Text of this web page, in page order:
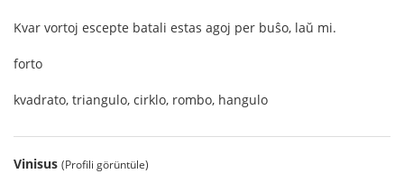
Kvar vortoj escepte batali estas agoj per buŝo, laŭ mi.
forto
kvadrato, triangulo, cirklo, rombo, hangulo
Vinisus (Profili görüntüle)